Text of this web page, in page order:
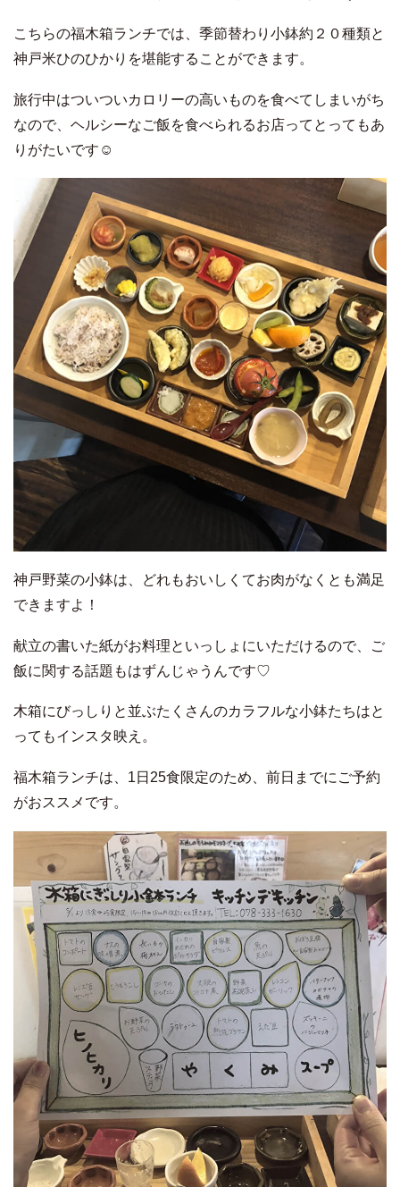
こちらの福木箱ランチでは、季節替わり小鉢約２０種類と
神戸米ひのひかりを堪能することができます。
旅行中はついついカロリーの高いものを食べてしまいがち
なので、ヘルシーなご飯を食べられるお店ってとってもあ
りがたいです☺
神戸野菜の小鉢は、どれもおいしくてお肉がなくとも満足
できますよ！
献立の書いた紙がお料理といっしょにいただけるので、ご
飯に関する話題もはずんじゃうんです♡
木箱にびっしりと並ぶたくさんのカラフルな小鉢たちはと
ってもインスタ映え。
福木箱ランチは、1日25食限定のため、前日までにご予約
がおススメです。